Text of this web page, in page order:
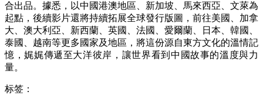
合出品。據悉，以中國港澳地區、新加坡、馬來西亞、文萊為
起點，後續影片還將持續拓展全球發行版圖，前往美國、加拿
大、澳大利亞、新西蘭、英國、法國、愛爾蘭、日本、韓國、
泰國、越南等更多國家及地區，將這份源自東方文化的溫情記
憶，娓娓傳遞至大洋彼岸，讓世界看到中國故事的溫度與力
量。
标签：